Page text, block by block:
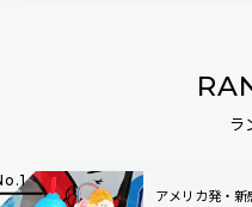
ラ
アメリカ発・新